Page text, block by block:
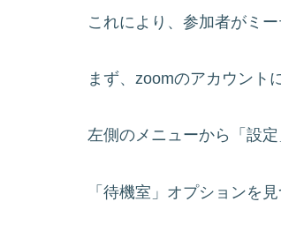
これにより、参加者がミ
まず、zoomのアカウント
左側のメニューから「設
「待機室」オプションを